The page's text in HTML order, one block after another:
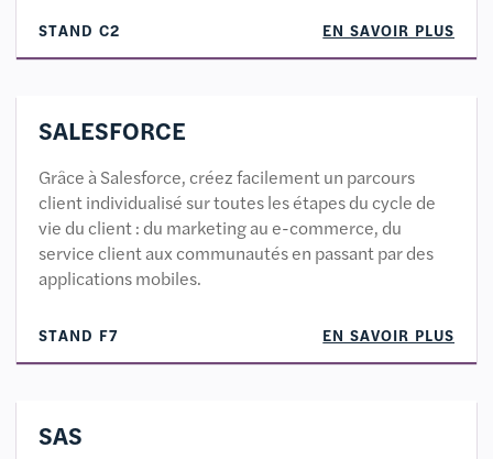
STAND C2 EN SAVOIR PLUS
SALESFORCE
Grâce à Salesforce, créez facilement un parcours
client individualisé sur toutes les étapes du cycle de
vie du client : du marketing au e-commerce, du
service client aux communautés en passant par des
applications mobiles.
STAND F7 EN SAVOIR PLUS
SAS